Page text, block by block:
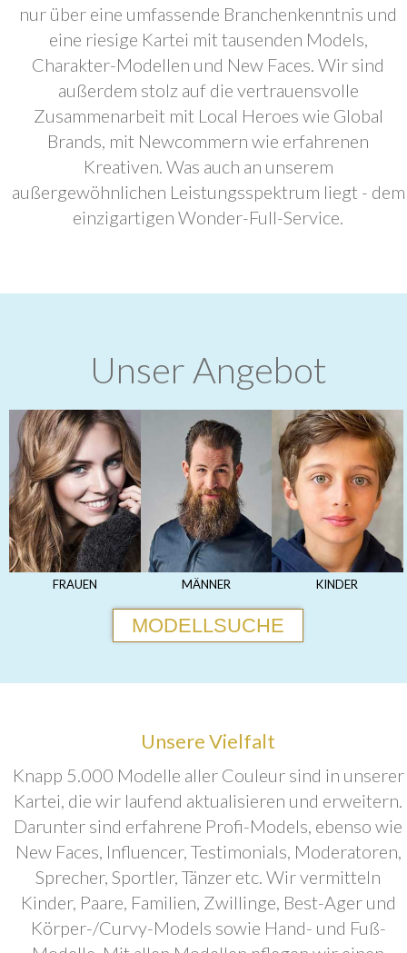
nur über eine umfassende Branchenkenntnis und
eine riesige Kartei mit tausenden Models,
Charakter-Modellen und New Faces. Wir sind
außerdem stolz auf die vertrauensvolle
Zusammenarbeit mit Local Heroes wie Global
Brands, mit Newcommern wie erfahrenen
Kreativen. Was auch an unserem
außergewöhnlichen Leistungsspektrum liegt - dem
einzigartigen Wonder-Full-Service.
Unser Angebot
FRAUEN MÄNNER KINDER
MODELLSUCHE
Unsere Vielfalt
Knapp 5.000 Modelle aller Couleur sind in unserer
Kartei, die wir laufend aktualisieren und erweitern.
Darunter sind erfahrene Profi-Models, ebenso wie
New Faces, Influencer, Testimonials, Moderatoren,
Sprecher, Sportler, Tänzer etc. Wir vermitteln
Kinder, Paare, Familien, Zwillinge, Best-Ager und
Körper-/Curvy-Models sowie Hand- und Fuß-